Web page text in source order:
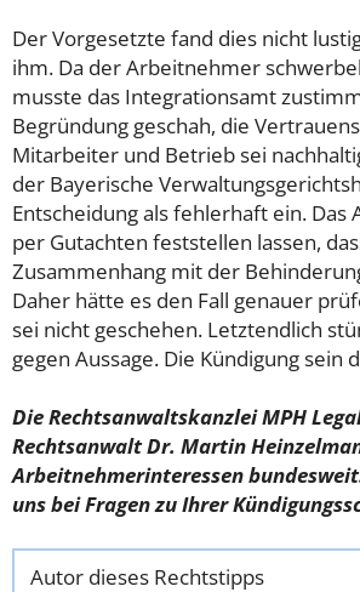
Der Vorgesetzte fand dies nicht
ihm. Da der Arbeitnehmer
musste das Integrationsamt
Begründung geschah, die
Mitarbeiter und Betrieb sei
der Bayerische
Entscheidung als fehlerhaft ein. Das
per Gutachten feststellen lassen,
Zusammenhang mit der
Daher hätte es den Fall genauer
sei nicht geschehen. Letztendlich
gegen Aussage. Die Kündigung sein
Die Rechtsanwaltskanzlei MPH
Rechtsanwalt Dr. Martin
Arbeitnehmerinteressen
uns bei Fragen zu Ihrer
Autor dieses Rechtstipps